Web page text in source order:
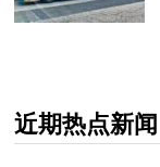
近期热点新闻